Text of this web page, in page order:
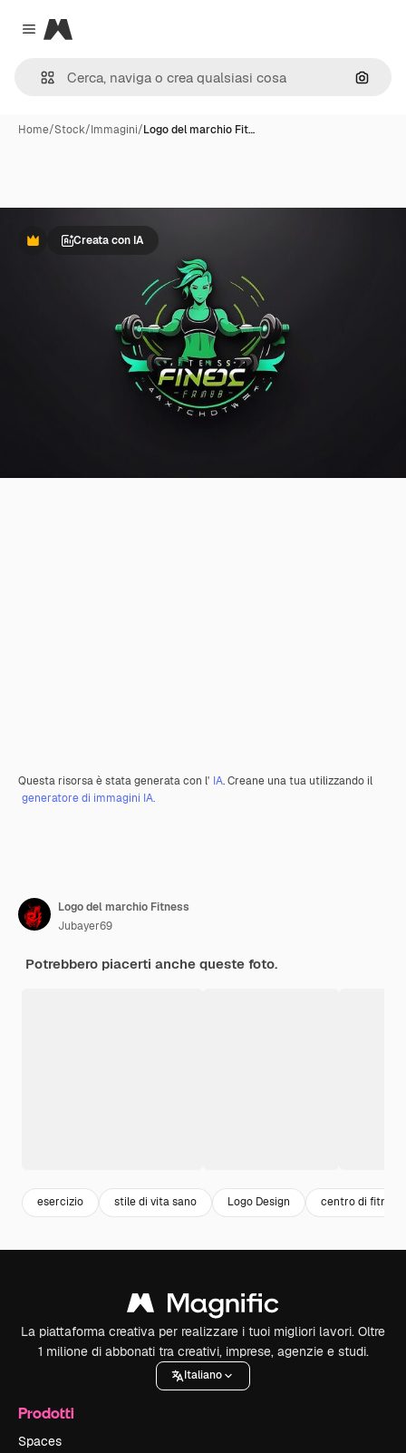
Close menu
Magnific
Cerca
Home/Stock/Immagini/Logo del marchio Fit…
PremiumCreata con IA
Questa risorsa è stata generata con l' IA. Creane una tua utilizzando il
generatore di immagini IA.
Logo del marchio Fitness
Jubayer69
Potrebbero piacerti anche queste foto.
esercizio stile di vita sano Logo Design centro di fitness
La piattaforma creativa per realizzare i tuoi migliori lavori. Oltre
1 milione di abbonati tra creativi, imprese, agenzie e studi.
Italiano
Prodotti
Spaces